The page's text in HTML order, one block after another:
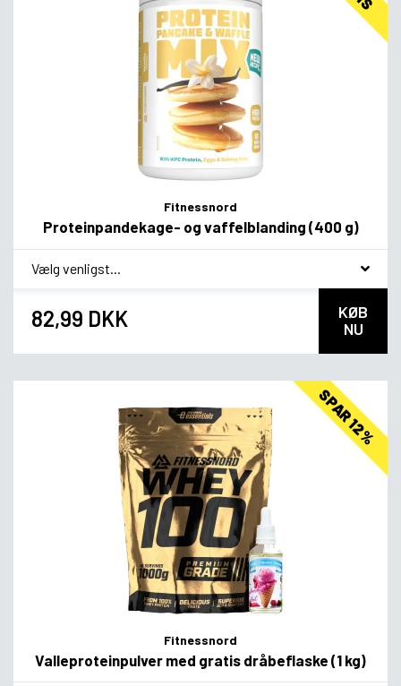
Fitnessnord
Proteinpandekage- og vaffelblanding (400 g)
* Smagsvariant
82,99 DKK
KØB
NU
SPAR 12%
Fitnessnord
Valleproteinpulver med gratis dråbeflaske (1 kg)